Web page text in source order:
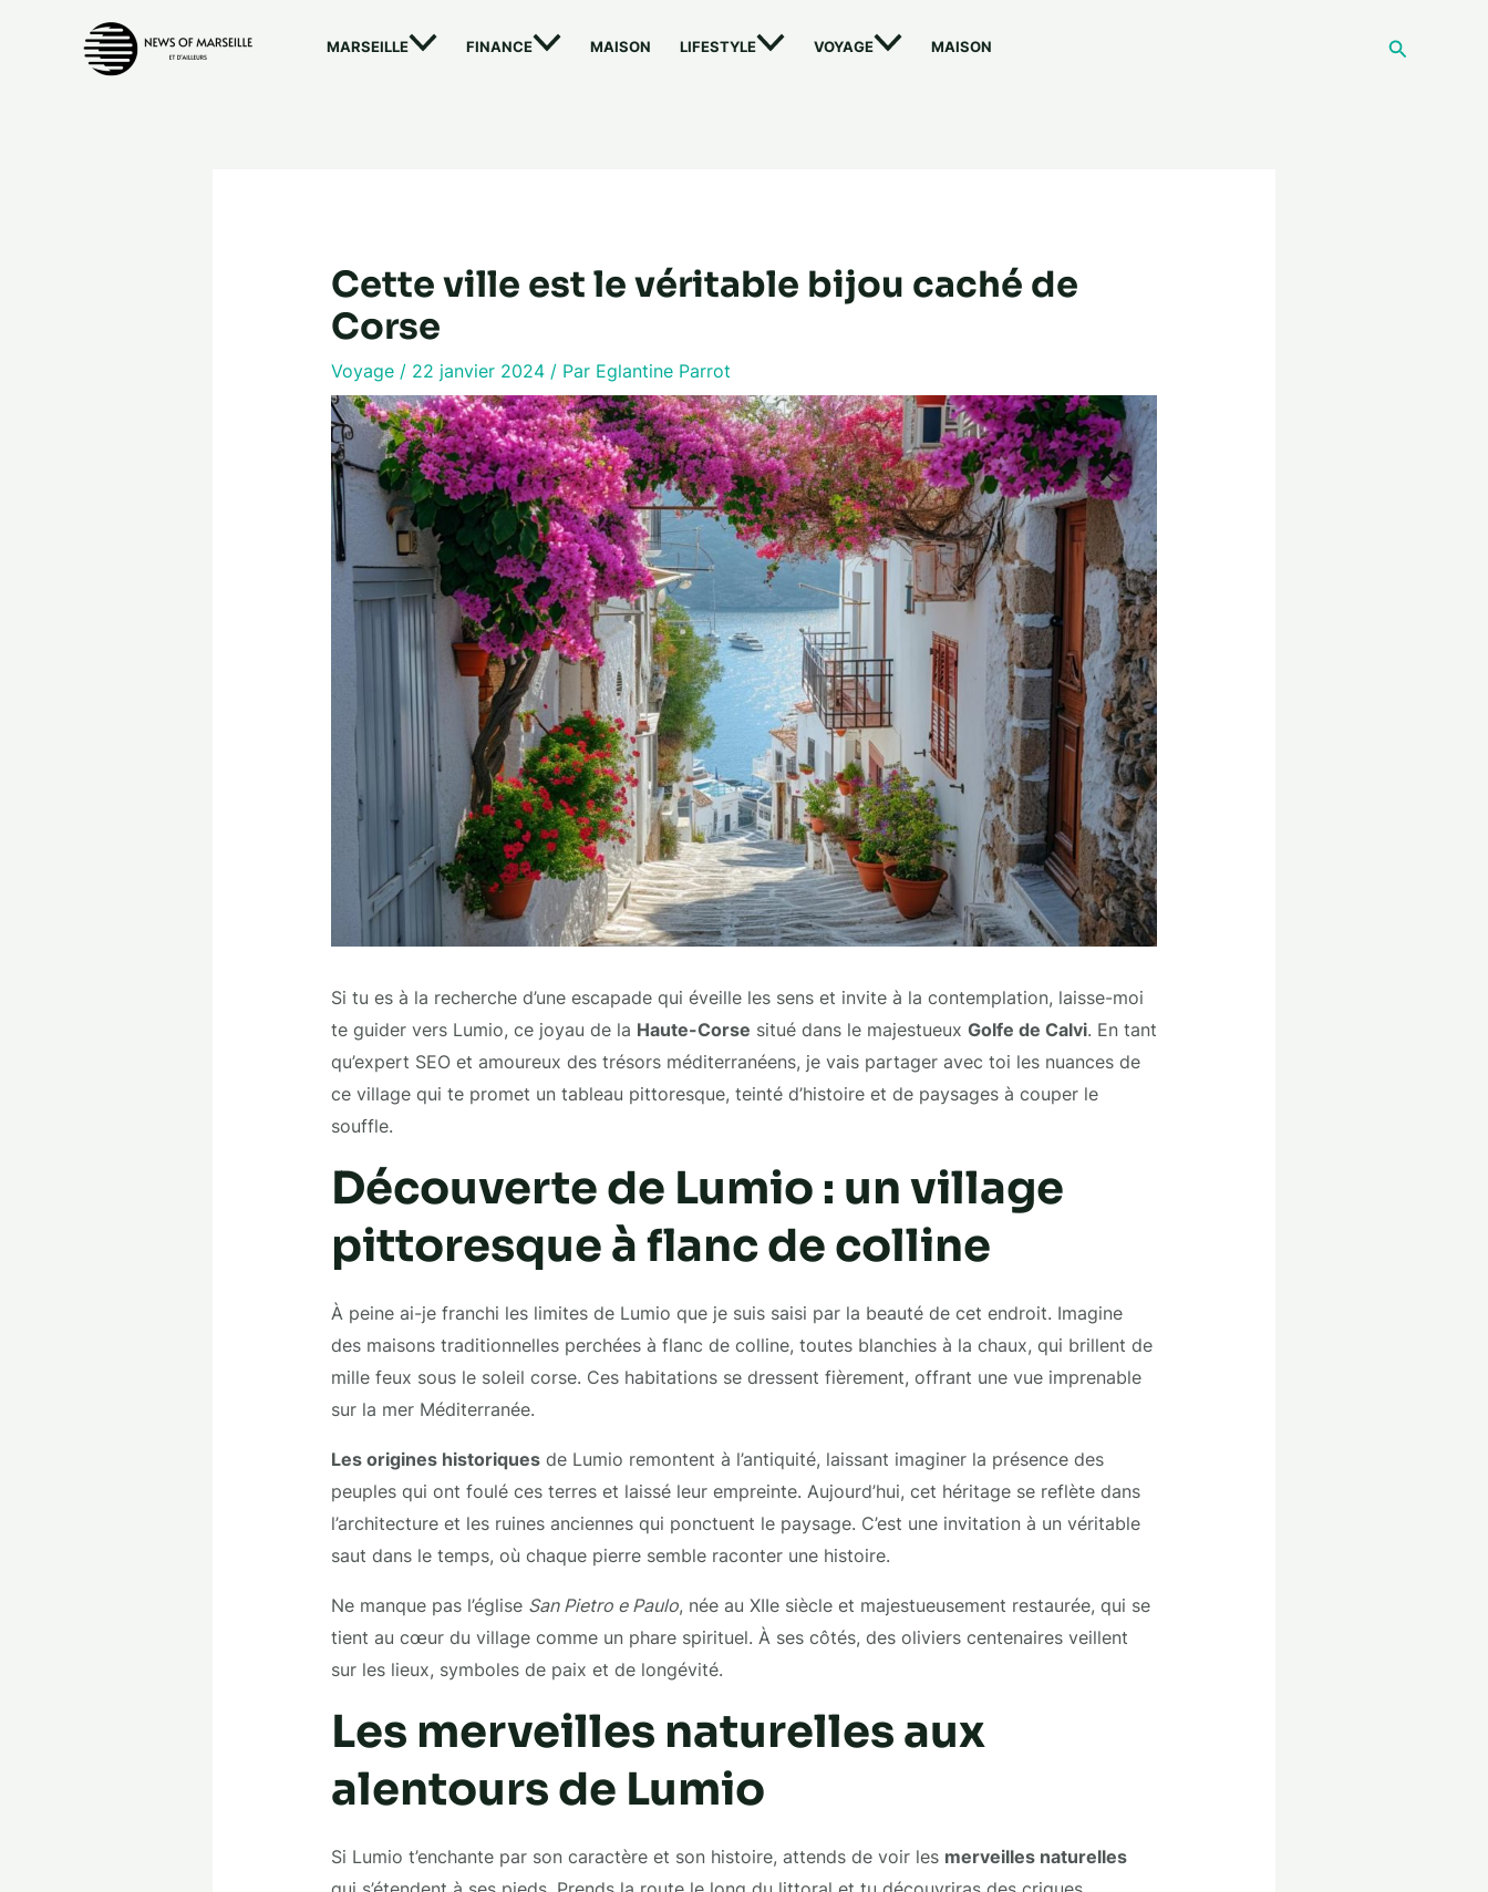
MARSEILLE FINANCE MAISON LIFESTYLE VOYAGE MAISON
Cette ville est le véritable bijou caché de
Corse
Voyage/ 22 janvier 2024 / Par Eglantine Parrot
Si tu es à la recherche d’une escapade qui éveille les sens et invite à la contemplation, laisse-moi
te guider vers Lumio, ce joyau de la Haute-Corse situé dans le majestueux Golfe de Calvi. En tant
qu’expert SEO et amoureux des trésors méditerranéens, je vais partager avec toi les nuances de
ce village qui te promet un tableau pittoresque, teinté d’histoire et de paysages à couper le
souffle.
Découverte de Lumio : un village
pittoresque à flanc de colline
À peine ai-je franchi les limites de Lumio que je suis saisi par la beauté de cet endroit. Imagine
des maisons traditionnelles perchées à flanc de colline, toutes blanchies à la chaux, qui brillent de
mille feux sous le soleil corse. Ces habitations se dressent fièrement, offrant une vue imprenable
sur la mer Méditerranée.
Les origines historiquesde Lumio remontent à l’antiquité, laissant imaginer la présence des
peuples qui ont foulé ces terres et laissé leur empreinte. Aujourd’hui, cet héritage se reflète dans
l’architecture et les ruines anciennes qui ponctuent le paysage. C’est une invitation à un véritable
saut dans le temps, où chaque pierre semble raconter une histoire.
Ne manque pas l’église San Pietro e Paulo, née au XIIe siècle et majestueusement restaurée, qui se
tient au cœur du village comme un phare spirituel. À ses côtés, des oliviers centenaires veillent
sur les lieux, symboles de paix et de longévité.
Les merveilles naturelles aux
alentours de Lumio
Si Lumio t’enchante par son caractère et son histoire, attends de voir les merveilles naturelles